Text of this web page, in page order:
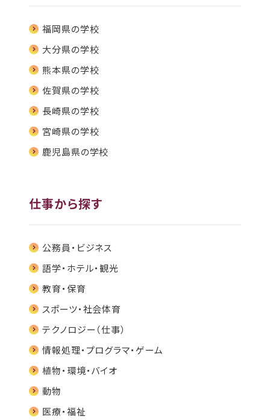
福岡県の学校
大分県の学校
熊本県の学校
佐賀県の学校
⻑崎県の学校
宮崎県の学校
鹿児島県の学校
仕事から探す
公務員・ビジネス
語学・ホテル・観光
教育・保育
スポーツ・社会体育
テクノロジー（仕事）
情報処理・プログラマ・ゲーム
植物・環境・バイオ
動物
医療・福祉